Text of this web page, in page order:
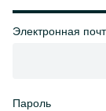
Электронная
Пароль